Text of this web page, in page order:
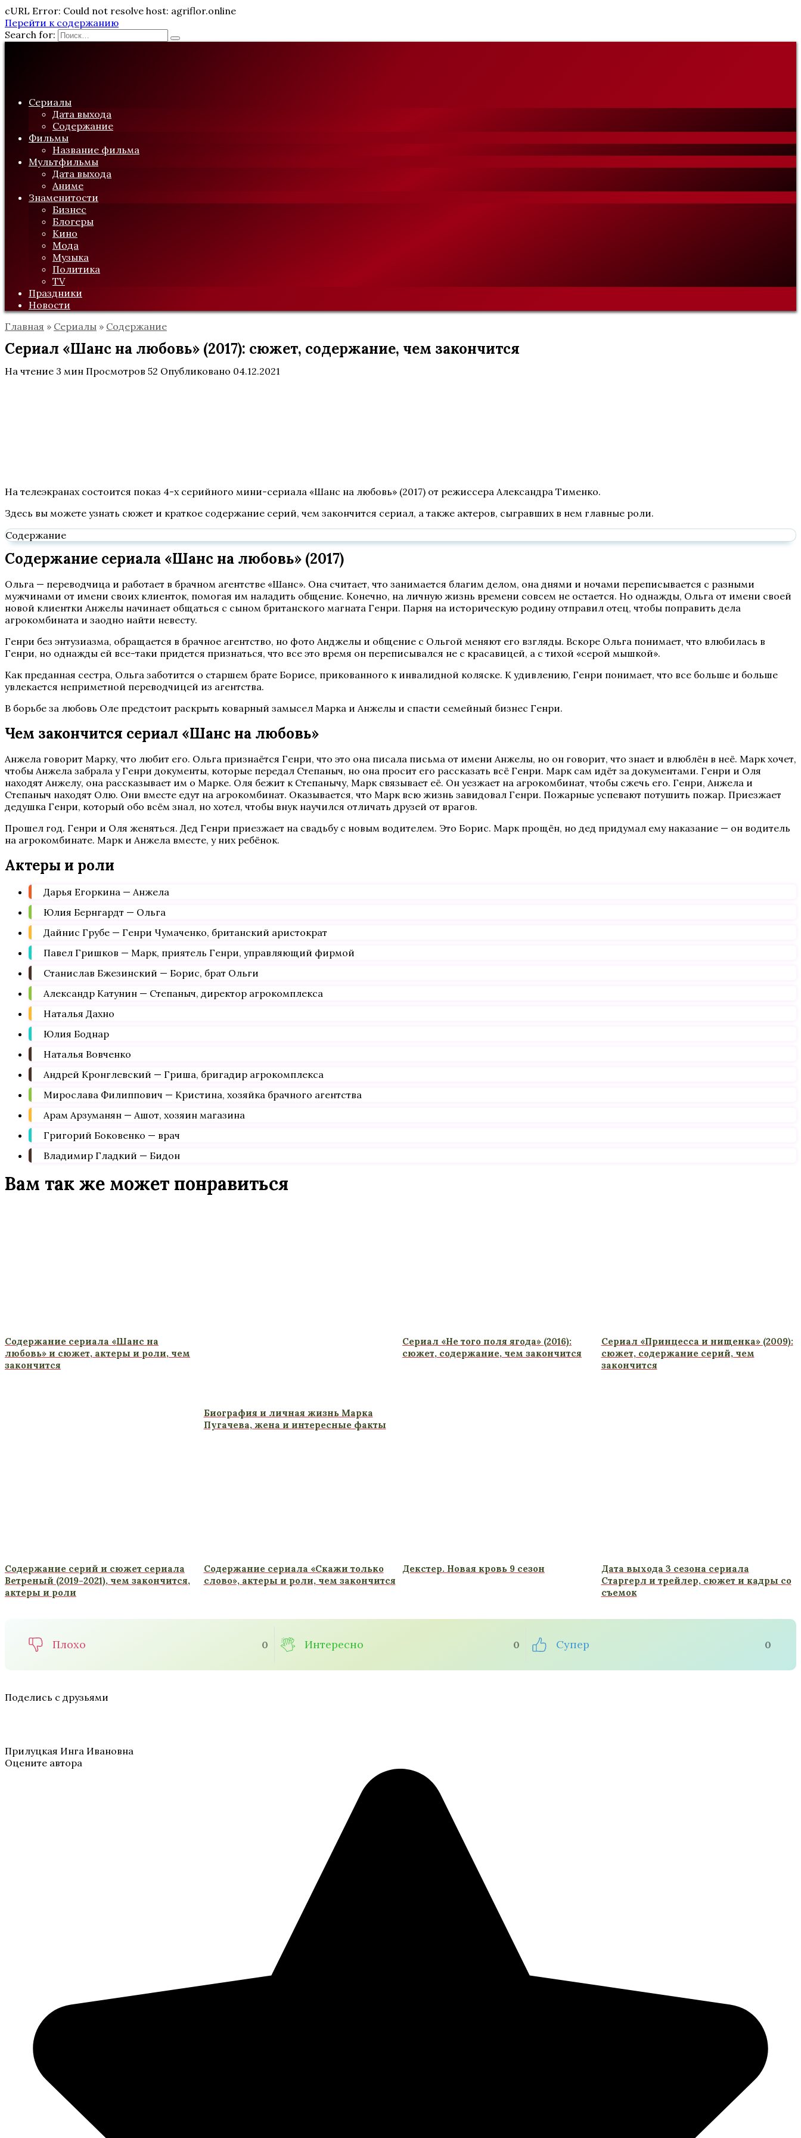
cURL Error: Could not resolve host: agriflor.online
Перейти к содержанию
Search for:
Сериалы
Дата выхода
Содержание
Фильмы
Название фильма
Мультфильмы
Дата выхода
Аниме
Знаменитости
Бизнес
Блогеры
Кино
Мода
Музыка
Политика
TV
Праздники
Новости
Главная » Сериалы » Содержание
Сериал «Шанс на любовь» (2017): сюжет, содержание, чем закончится
На чтение 3 мин Просмотров 52 Опубликовано 04.12.2021
На телеэкранах состоится показ 4-х серийного мини-сериала «Шанс на любовь» (2017) от режиссера Александра Тименко.
Здесь вы можете узнать сюжет и краткое содержание серий, чем закончится сериал, а также актеров, сыгравших в нем главные роли.
Содержание
Содержание сериала «Шанс на любовь» (2017)
Ольга — переводчица и работает в брачном агентстве «Шанс». Она считает, что занимается благим делом, она днями и ночами переписывается с разными
мужчинами от имени своих клиенток, помогая им наладить общение. Конечно, на личную жизнь времени совсем не остается. Но однажды, Ольга от имени своей
новой клиентки Анжелы начинает общаться с сыном британского магната Генри. Парня на историческую родину отправил отец, чтобы поправить дела
агрокомбината и заодно найти невесту.
Генри без энтузиазма, обращается в брачное агентство, но фото Анджелы и общение с Ольгой меняют его взгляды. Вскоре Ольга понимает, что влюбилась в
Генри, но однажды ей все-таки придется признаться, что все это время он переписывался не с красавицей, а с тихой «серой мышкой».
Как преданная сестра, Ольга заботится о старшем брате Борисе, прикованного к инвалидной коляске. К удивлению, Генри понимает, что все больше и больше
увлекается неприметной переводчицей из агентства.
В борьбе за любовь Оле предстоит раскрыть коварный замысел Марка и Анжелы и спасти семейный бизнес Генри.
Чем закончится сериал «Шанс на любовь»
Анжела говорит Марку, что любит его. Ольга признаётся Генри, что это она писала письма от имени Анжелы, но он говорит, что знает и влюблён в неё. Марк хочет,
чтобы Анжела забрала у Генри документы, которые передал Степаныч, но она просит его рассказать всё Генри. Марк сам идёт за документами. Генри и Оля
находят Анжелу, она рассказывает им о Марке. Оля бежит к Степанычу, Марк связывает её. Он уезжает на агрокомбинат, чтобы сжечь его. Генри, Анжела и
Степаныч находят Олю. Они вместе едут на агрокомбинат. Оказывается, что Марк всю жизнь завидовал Генри. Пожарные успевают потушить пожар. Приезжает
дедушка Генри, который обо всём знал, но хотел, чтобы внук научился отличать друзей от врагов.
Прошел год. Генри и Оля женяться. Дед Генри приезжает на свадьбу с новым водителем. Это Борис. Марк прощён, но дед придумал ему наказание — он водитель
на агрокомбинате. Марк и Анжела вместе, у них ребёнок.
Актеры и роли
Дарья Егоркина — Анжела
Юлия Бернгардт — Ольга
Дайнис Грубе — Генри Чумаченко, британский аристократ
Павел Гришков — Марк, приятель Генри, управляющий фирмой
Станислав Бжезинский — Борис, брат Ольги
Александр Катунин — Степаныч, директор агрокомплекса
Наталья Дахно
Юлия Боднар
Наталья Вовченко
Андрей Кронглевский — Гриша, бригадир агрокомплекса
Мирослава Филиппович — Кристина, хозяйка брачного агентства
Арам Арзуманян — Ашот, хозяин магазина
Григорий Боковенко — врач
Владимир Гладкий — Бидон
Вам так же может понравиться
Содержание сериала «Шанс на
любовь» и сюжет, актеры и роли, чем
закончится
Биография и личная жизнь Марка
Пугачева, жена и интересные факты
Сериал «Не того поля ягода» (2016):
сюжет, содержание, чем закончится
Сериал «Принцесса и нищенка» (2009):
сюжет, содержание серий, чем
закончится
Содержание серий и сюжет сериала
Ветреный (2019-2021), чем закончится,
актеры и роли
Содержание сериала «Скажи только
слово», актеры и роли, чем закончится
Декстер. Новая кровь 9 сезон
Дата выхода 3 сезона сериала
Старгерл и трейлер, сюжет и кадры со
съемок
Плохо 0 Интересно 0 Супер 0
Поделись с друзьями
Прилуцкая Инга Ивановна
Оцените автора